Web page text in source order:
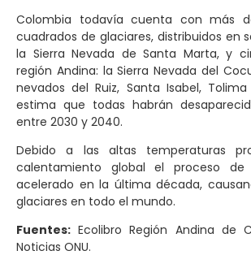
Colombia todavía cuenta con más
cuadrados de glaciares, distribuidos en
la Sierra Nevada de Santa Marta, y
región Andina: la Sierra Nevada del
nevados del Ruiz, Santa Isabel,
estima que todas habrán
entre 2030 y 2040.
Debido a las altas temperaturas
calentamiento global el proceso
acelerado en la última década,
glaciares en todo el mundo.
Fuentes: Ecolibro Región Andina de
Noticias ONU.